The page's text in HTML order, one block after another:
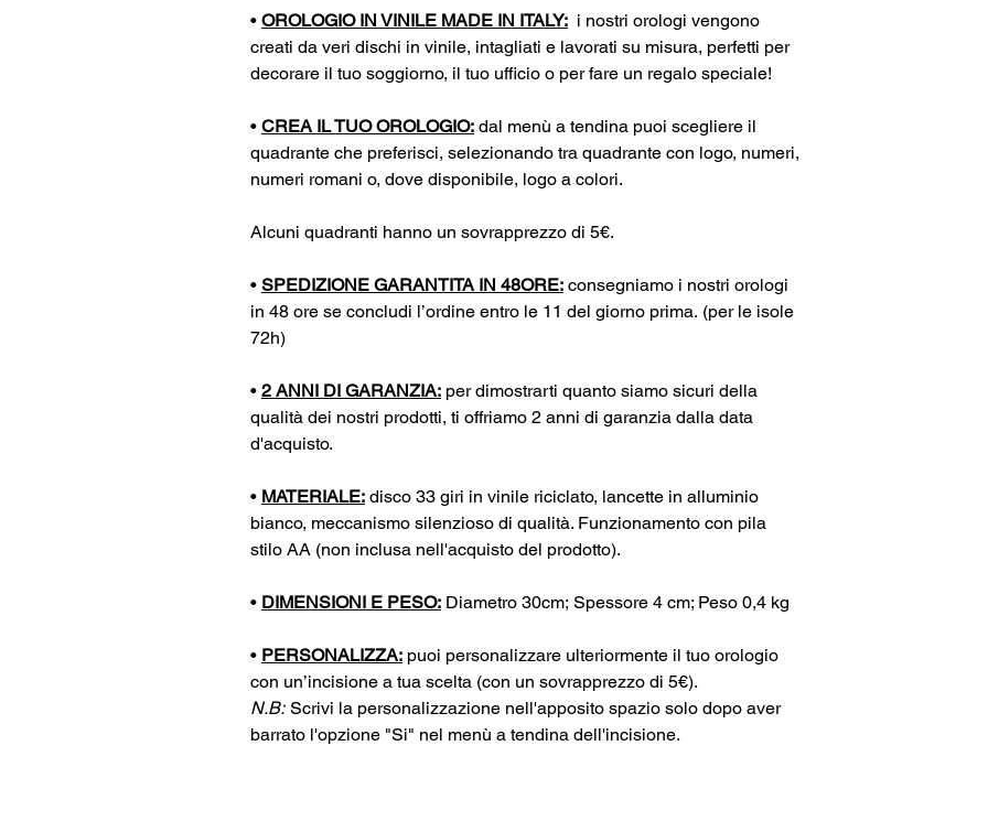
• OROLOGIO IN VINILE MADE IN ITALY: i nostri orologi vengono
creati da veri dischi in vinile, intagliati e lavorati su misura, perfetti per
decorare il tuo soggiorno, il tuo ufficio o per fare un regalo speciale!
• CREA IL TUO OROLOGIO: dal menù a tendina puoi scegliere il
quadrante che preferisci, selezionando tra quadrante con logo, numeri,
numeri romani o, dove disponibile, logo a colori.
Alcuni quadranti hanno un sovrapprezzo di 5€.
• SPEDIZIONE GARANTITA IN 48ORE: consegniamo i nostri orologi
in 48 ore se concludi l’ordine entro le 11 del giorno prima. (per le isole
72h)
• 2 ANNI DI GARANZIA: per dimostrarti quanto siamo sicuri della
qualità dei nostri prodotti, ti offriamo 2 anni di garanzia dalla data
d'acquisto.
• MATERIALE: disco 33 giri in vinile riciclato, lancette in alluminio
bianco, meccanismo silenzioso di qualità. Funzionamento con pila
stilo AA (non inclusa nell'acquisto del prodotto).
• DIMENSIONI E PESO: Diametro 30cm; Spessore 4 cm; Peso 0,4 kg
• PERSONALIZZA: puoi personalizzare ulteriormente il tuo orologio
con un’incisione a tua scelta (con un sovrapprezzo di 5€).
N.B: Scrivi la personalizzazione nell'apposito spazio solo dopo aver
barrato l'opzione "Si" nel menù a tendina dell'incisione.